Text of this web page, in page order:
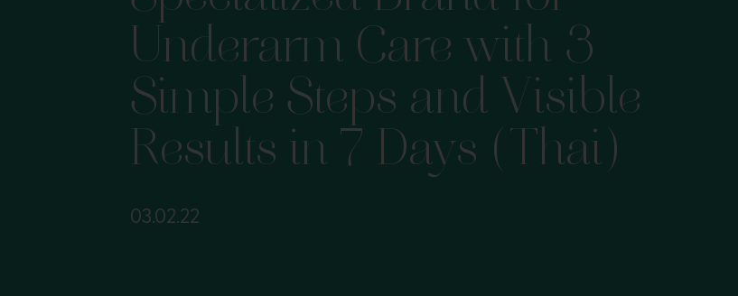
Underarm Care with 3
Simple Steps and Visible
Results in 7 Days (Thai)
03.02.22